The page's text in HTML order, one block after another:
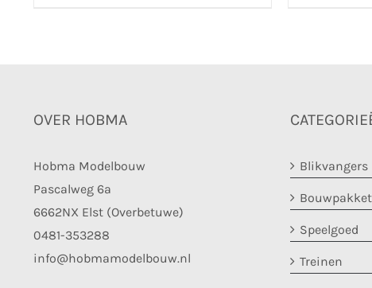
OVER HOBMA
Hobma Modelbouw
Pascalweg 6a
6662NX Elst (Overbetuwe)
0481-353288
info@hobmamodelbouw.nl
Blikvangers
Speelgoed
Treinen